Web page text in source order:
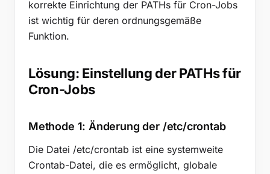
korrekte Einrichtung der PATHs für Cron-Jobs
ist wichtig für deren ordnungsgemäße
Funktion.
Lösung: Einstellung der PATHs für
Cron-Jobs
Methode 1: Änderung der /etc/crontab
Die Datei /etc/crontab ist eine systemweite
Crontab-Datei, die es ermöglicht, globale